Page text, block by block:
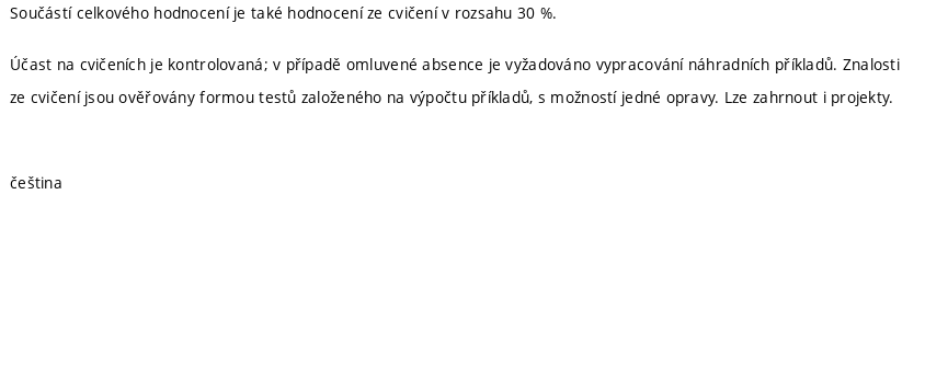
Součástí celkového hodnocení je také hodnocení ze cvičení v rozsahu 30 %.
Účast na cvičeních je kontrolovaná; v případě omluvené absence je vyžadováno vypracování náhradních příkladů. Znalosti
ze cvičení jsou ověřovány formou testů založeného na výpočtu příkladů, s možností jedné opravy. Lze zahrnout i projekty.
čeština